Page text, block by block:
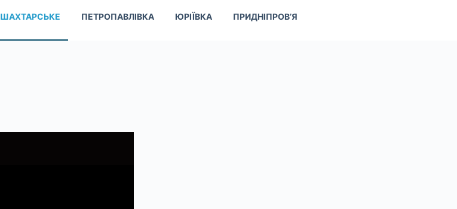
ШАХТАРСЬКЕ ПЕТРОПАВЛІВКА ЮРІЇВКА ПРИДНІПРОВ’Я